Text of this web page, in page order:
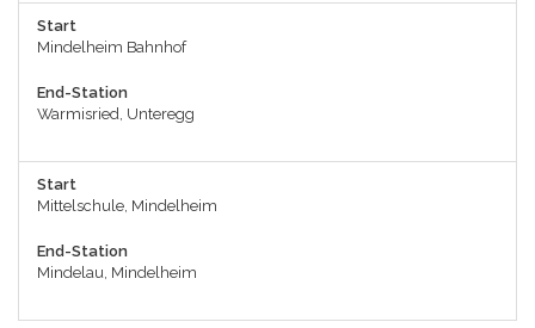
Start
Mindelheim Bahnhof
End-Station
Warmisried, Unteregg
Start
Mittelschule, Mindelheim
End-Station
Mindelau, Mindelheim